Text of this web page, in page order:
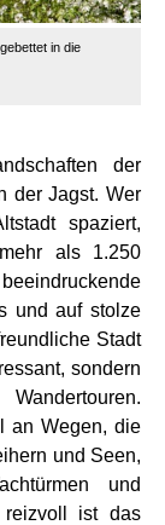
in die
der
der Jagst. Wer
spaziert,
als 1.250
und auf stolze
Stadt
sondern
an Wegen, die
und Seen,
und
reizvoll ist das